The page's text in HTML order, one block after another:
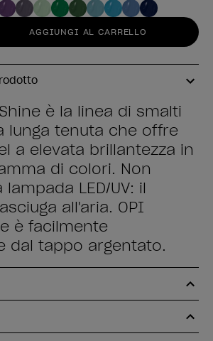
AGGIUNGI AL CARRELLO
è la linea di smalti
lunga tenuta che offre
a elevata brillantezza in
di colori. Non
LED/UV: il
all'aria. OPI
è facilmente
dal tappo argentato.